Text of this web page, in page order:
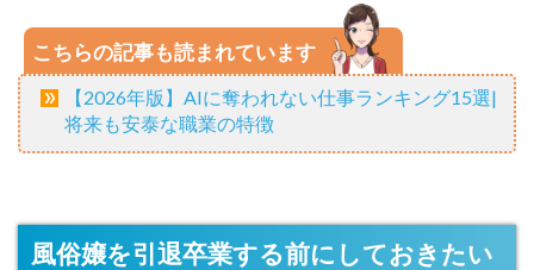
こちらの記事も読まれています
【2026年版】AIに奪われない仕事ランキング15選|
将来も安泰な職業の特徴
風俗嬢を引退卒業する前にしておきたい